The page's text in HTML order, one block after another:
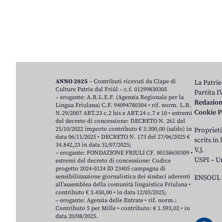
La
Partita
Cookie
scrits in
V.J.
USPI –
ANNO 2025 – Contributi ricevuti da Clape di
Culture Patrie dal Friûl – c.f. 01299830305
– erogante: A.R.L.E.F. (Agenzia Regionale per la
Lingua Friulana) C.F. 94094780304 • rif. norm. L.R.
N.29/2007 ART.23 c.2 bis e ART.24 c.7 e 10 • estremi
del decreto di concessione: DECRETO N. 261 del
25/10/2022 importo contributo € 3.500,00 (saldo) in
data 06/11/2025 • DECRETO N. 173 del 27/06/2025 €
34.842,23 in data 31/07/2025;
– erogante: FONDAZIONE FRIULI CF. 00158650309 •
estremi del decreto di concessione: Codice
progetto 2024-0124 ID 23405 campagna di
sensibilizzazione giornalistica dei sindaci aderenti
all’assemblea della comunità linguistica Friulana •
contributo € 3.450,00 • in data 12/05/2025;
– erogante: Agenzia delle Entrate • rif. norm.:
Contributo 5 per Mille • contributo: € 1.593,02 • in
data 20/08/2025.